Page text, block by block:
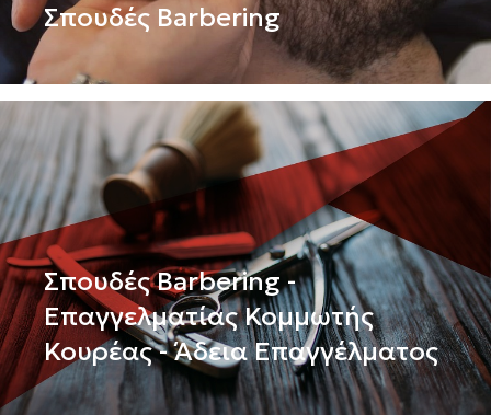
Σπουδές Barbering
Σπουδές Barbering -
Επαγγελματίας Κομμωτής
Κουρέας - Άδεια Επαγγέλματος